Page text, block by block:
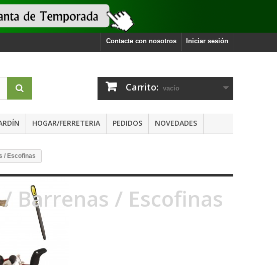
Iniciar sesión
Contacte con nosotros
Carrito: vacío
HOGAR/FERRETERIA PEDIDOS NOVEDADES
/ Escofinas
Barrenas / Escofinas